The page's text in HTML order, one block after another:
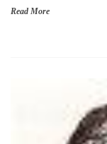
Read More